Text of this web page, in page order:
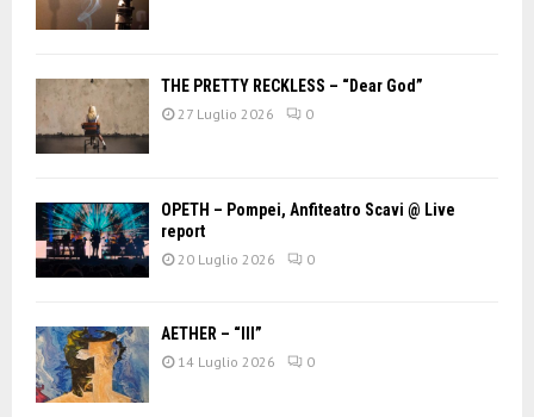
THE PRETTY RECKLESS – “Dear God”
27 Luglio 2026 0
OPETH – Pompei, Anfiteatro Scavi @ Live
report
20 Luglio 2026 0
AETHER – “III”
14 Luglio 2026 0